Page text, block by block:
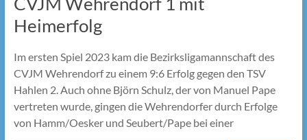
Heimerfolg
Im ersten Spiel 2023 kam die Bezirksligamannschaft des
CVJM Wehrendorf zu einem 9:6 Erfolg gegen den TSV
Hahlen 2. Auch ohne Björn Schulz, der von Manuel Pape
vertreten wurde, gingen die Wehrendorfer durch Erfolge
von Hamm/Oesker und Seubert/Pape bei einer